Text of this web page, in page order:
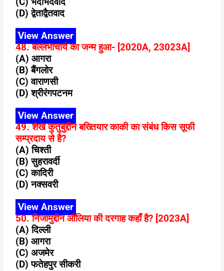
(D) द्वेताद्वैतवाद
View Answer
48. बल्लभाचार्य का जन्म हुआ- [2020A, 23023A]
(A) आगरा
(B) बैंगलोर
(C) वाराणसी
(D) श्रीरंगपटनम
View Answer
49. शेख कुतुबुद्दीन बख्तियार काकी का संबंध किस सूफी
सम्प्रदाय से है?
(A) चिश्ती
(B) सुहरावर्दी
(C) कादिरी
(D) नक्सवरी
View Answer
50. निजामुद्दीन औलिया की दरगाह कहाँ है? [2023A]
(A) दिल्ली
(B) आगरा
(C) अजमेर
(D) फतेहपुर सीकरी